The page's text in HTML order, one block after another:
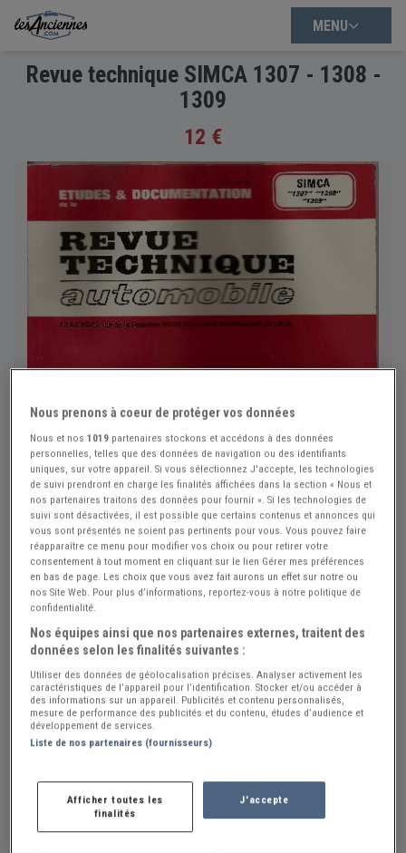
MENU
Revue technique SIMCA 1307 - 1308 -
1309
12 €
Réf : A14050 Actualisée le : 24/07/2026
Revue technique SIMCA 1307 - 1308 -
1309
12 €
Vendeur Particulier
Yvelines (78) - MAULE (78580)
Nous prenons à coeur de protéger vos données
Nous et nos1019 partenaires stockons et accédons à des données
personnelles, telles que des données de navigation ou des identifiants
uniques, sur votre appareil. Si vous sélectionnez J'accepte, les technologies
de suivi prendront en charge les finalités affichées dans la section « Nous et
nos partenaires traitons des données pour fournir ». Si les technologies de
suivi sont désactivées, il est possible que certains contenus et annonces qui
vous sont présentés ne soient pas pertinents pour vous. Vous pouvez faire
réapparaître ce menu pour modifier vos choix ou pour retirer votre
consentement à tout moment en cliquant sur le lien Gérer mes préférences
en bas de page. Les choix que vous avez fait aurons un effet sur notre ou
nos Site Web. Pour plus d’informations, reportez-vous à notre politique de
confidentialité.
Nos équipes ainsi que nos partenaires externes, traitent des
données selon les finalités suivantes :
Utiliser des données de géolocalisation précises. Analyser activement les
caractéristiques de l’appareil pour l’identification. Stocker et/ou accéder à
des informations sur un appareil. Publicités et contenu personnalisés,
mesure de performance des publicités et du contenu, études d’audience et
développement de services.
Liste de nos partenaires (fournisseurs)
Afficher toutes les
finalités
J'accepte